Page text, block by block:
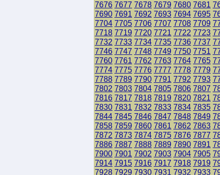
7676 7677 7678 7679 7680 7681
7690 7691 7692 7693 7694 7695
7704 7705 7706 7707 7708 7709
7718 7719 7720 7721 7722 7723
7732 7733 7734 7735 7736 7737
7746 7747 7748 7749 7750 7751
7760 7761 7762 7763 7764 7765
7774 7775 7776 7777 7778 7779
7788 7789 7790 7791 7792 7793
7802 7803 7804 7805 7806 7807
7816 7817 7818 7819 7820 7821
7830 7831 7832 7833 7834 7835
7844 7845 7846 7847 7848 7849
7858 7859 7860 7861 7862 7863
7872 7873 7874 7875 7876 7877
7886 7887 7888 7889 7890 7891
7900 7901 7902 7903 7904 7905
7914 7915 7916 7917 7918 7919
7928 7929 7930 7931 7932 7933